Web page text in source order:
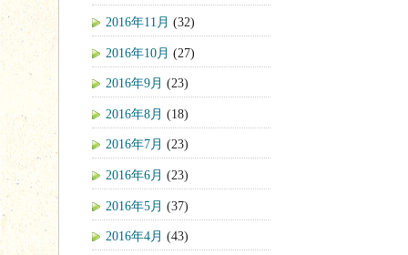
2016年11月 (32)
2016年10月 (27)
2016年9月 (23)
2016年8月 (18)
2016年7月 (23)
2016年6月 (23)
2016年5月 (37)
2016年4月 (43)